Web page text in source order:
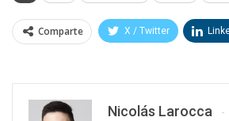
Comparte X / Twitter
Nicolás Larocca